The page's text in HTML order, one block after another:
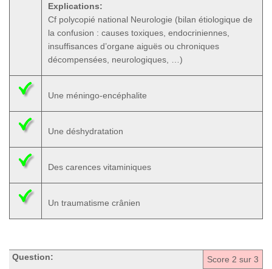
Explications:
Cf polycopié national Neurologie (bilan étiologique de
la confusion : causes toxiques, endocriniennes,
insuffisances d’organe aiguës ou chroniques
décompensées, neurologiques, …)
Une méningo-encéphalite
Une déshydratation
Des carences vitaminiques
Un traumatisme crânien
Score 2 sur 3
Question: